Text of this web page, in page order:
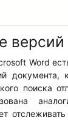
версий
Word
документа,
поиска